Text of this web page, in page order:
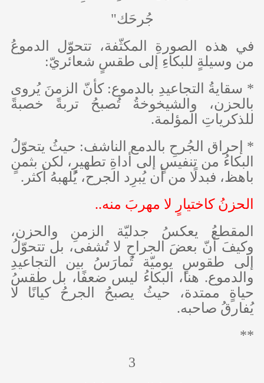
جُرحَك"
في هذه الصورةِ المكثّفة، تتحوّل الدموعُ
من وسيلةٍ للبكاءِ إلى طقسٍ شعائريّ:
* سقايةُ التجاعيدِ بالدموع: كأنّ الزمنَ يُروى
بالحزن، والشيخوخةُ تُصبحُ تربةً خصبةً
للذكرياتِ المؤلمة.
* إحراق الجُرحِ بالدمع الناشف: حيثُ يتحوّلُ
البكاءُ من تنفيسٍ إلى أداةِ تطهيرٍ، لكن بثمنٍ
باهظ، فبدلًا من أن يُبرِد الجرح، يُلهبهُ أكثر.
الحزنُ كاختيارٍ لا مهربَ منه..
المقطعُ يعكسُ جدليّة الزمنِ والحزن،
وكيفَ أنّ بعضَ الجراحِ لا تُشفى، بل تتحوّلُ
إلى طقوسٍ يوميّة تُمارَسُ بين التجاعيدِ
والدموع. هنا، البكاءُ ليس ضعفًا، بل طقسُ
حياةٍ ممتدة، حيثُ يصبحُ الجرحُ كيانًا لا
يُفارقُ صاحبه.
**
3